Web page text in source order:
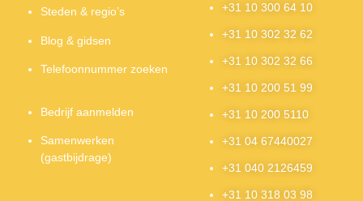
Steden & regio’s
Blog & gidsen
Telefoonnummer zoeken
Bedrijf aanmelden
Samenwerken
(gastbijdrage)
+31 10 300 64 10
+31 10 302 32 62
+31 10 302 32 66
+31 10 200 51 99
+31 10 200 5110
+31 04 67440027
+31 040 2126459
+31 10 318 03 98